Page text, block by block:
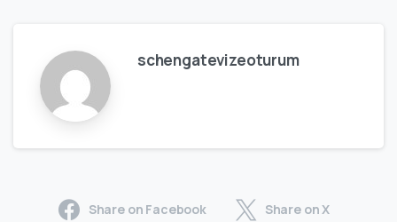
schengatevizeoturum
Share on Facebook Share on X